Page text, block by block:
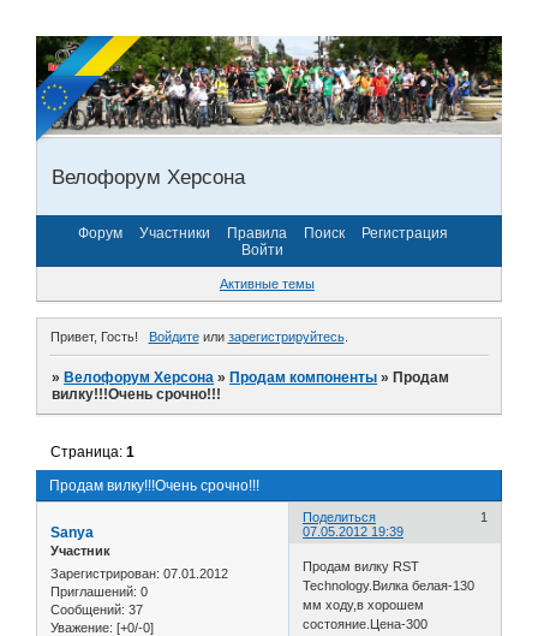
Велофорум Херсона
Форум Участники Правила Поиск
Регистрация
Войти
Активные темы
Привет, Гость! Войдитеили зарегистрируйтесь.
»Велофорум Херсона »Продам компоненты »Продам
вилку!!!Очень срочно!!!
Продам вилку!!!Очень срочно!!!
Страница:1
Поделиться
1
07.05.2012 19:39
Sanya
Участник
Зарегистрирован: 07.01.2012
Приглашений: 0
Сообщений: 37
Уважение: [+0/-0]
Продам вилку RST
Technology.Вилка белая-130
мм ходу,в хорошем
состояние.Цена-300